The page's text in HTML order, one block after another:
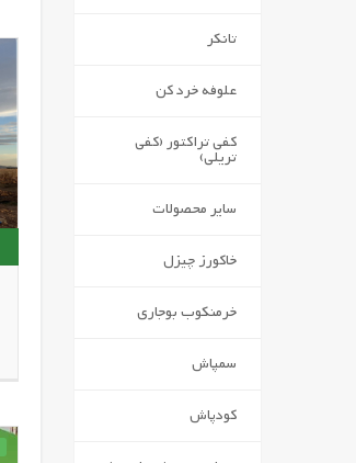
تانکر
علوفه خرد کن
کفی تراکتور (کفی
تریلی)
سایر محصولات
خاکورز چیزل
خرمنکوب بوجاری
سمپاش
کودپاش